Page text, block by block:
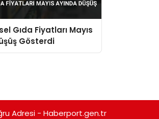
Gıda Fiyatları Mayıs
Gösterdi
Adresi - Haberport.gen.tr